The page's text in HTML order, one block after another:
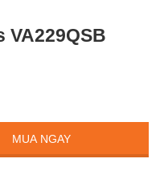
VA229QSB
MUA NGAY